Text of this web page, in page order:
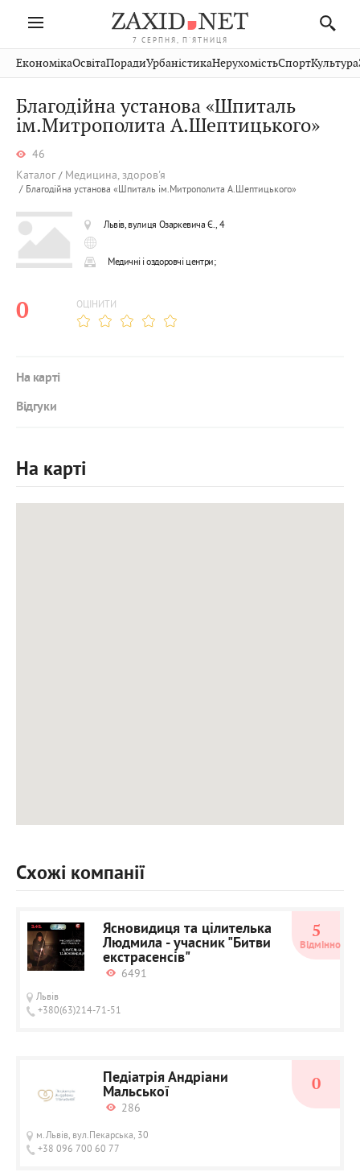
7 СЕРПНЯ, П'ЯТНИЦЯ
Івано-
Франківськ
Тернопіль
Волинь
Рівне
Чернівці
Стрий
Хмельницький
Публікації
Авто СловкоКультура
Кіно Дім СпортКраєзнавство
ЕкономікаОсвітаПорадиУрбаністикаНерухомістьСпортКультура
Благодійна установа «Шпиталь
ім.Митрополита А.Шептицького»
46
Каталог
Медицина, здоров'я
Благодійна установа «Шпиталь ім.Митрополита А.Шептицького»
Львів, вулиця Озаркевича Є., 4
Медичні і оздоровчі центри;
0 ОЦІНИТИ
На карті
Відгуки
На карті
Схожі компанії
Ясновидиця та цілителька
Людмила - учасник "Битви
екстрасенсів"
6491
Львів
+380(63)214-71-51
5
Відмінно
Педіатрія Андріани
Мальської
286
м.Львів, вул.Пекарська, 30
+38 096 700 60 77
0